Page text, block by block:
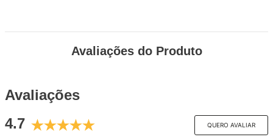
Avaliações do Produto
Avaliações
4.7
QUERO AVALIAR